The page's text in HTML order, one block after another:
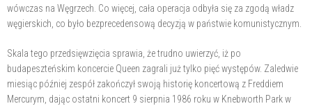
wówczas na Węgrzech. Co więcej, cała operacja odbyła się za zgodą władz
węgierskich, co było bezprecedensową decyzją w państwie komunistycznym.
Skala tego przedsięwzięcia sprawia, że trudno uwierzyć, iż po
budapeszteńskim koncercie Queen zagrali już tylko pięć występów. Zaledwie
miesiąc później zespół zakończył swoją historię koncertową z Freddiem
Mercurym, dając ostatni koncert 9 sierpnia 1986 roku w Knebworth Park w